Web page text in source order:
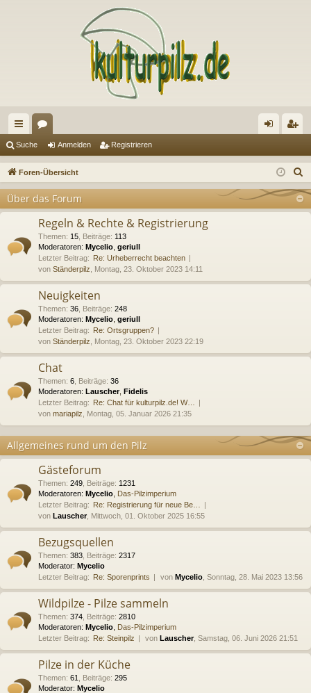
ch
ne
ug
en m
de
ist
re
Suche Anmelden Registrieren
Foren-Übersicht
Über das Forum
Regeln & Rechte & Registrierung
Themen: 15 Beiträge: 113
Moderatoren: Mycelio geriull
Letzter Beitrag: Re: Urheberrecht beachten
von Ständerpilz , Montag, 23. Oktober 2023 14:11
Neuigkeiten
Themen: 36 Beiträge: 248
Moderatoren: Mycelio geriull
Letzter Beitrag: Re: Ortsgruppen?
von Ständerpilz , Montag, 23. Oktober 2023 22:19
Chat
Themen: 6 Beiträge: 36
Moderatoren: Lauscher, Fidelis
Letzter Beitrag: Re: Chat für kulturpilz.de! W…
von mariapilz , Montag, 05. Januar 2026 21:35
Allgemeines rund um den Pilz
Gästeforum
Themen: 249 Beiträge: 1231
Moderatoren: Mycelio Das-Pilzimperium
Letzter Beitrag: Re: Registrierung für neue Be…
von Lauscher, Mittwoch, 01. Oktober 2025 16:55
Bezugsquellen
Themen: 383 Beiträge: 2317
Moderator: Mycelio
Letzter Beitrag: Re: Sporenprints von Mycelio , Sonntag, 28. Mai 2023 13:56
Wildpilze - Pilze sammeln
Themen: 374 Beiträge: 2810
Moderatoren: Mycelio Das-Pilzimperium
Letzter Beitrag: Re: Steinpilz von Lauscher, Samstag, 06. Juni 2026 21:51
Pilze in der Küche
Themen: 61 Beiträge: 295
Moderator: Mycelio